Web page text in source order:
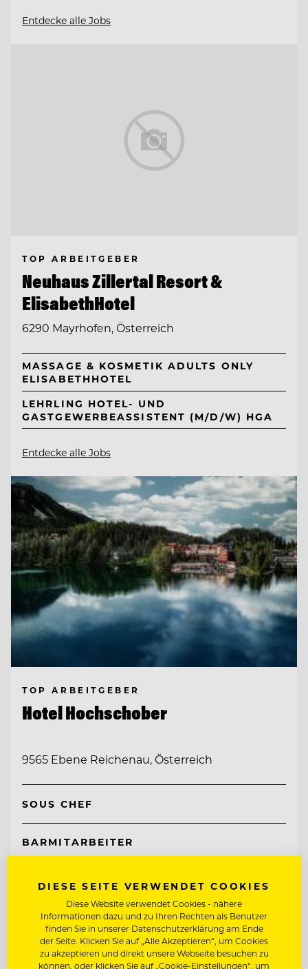
Entdecke alle Jobs
TOP ARBEITGEBER
Neuhaus Zillertal Resort &
ElisabethHotel
6290 Mayrhofen, Österreich
MASSAGE & KOSMETIK ADULTS ONLY
ELISABETHHOTEL
LEHRLING HOTEL- UND
GASTGEWERBEASSISTENT (M/D/W) HGA
Entdecke alle Jobs
TOP ARBEITGEBER
Hotel Hochschober
9565 Ebene Reichenau, Österreich
SOUS CHEF
BARMITARBEITER
Entdecke alle Jobs
DIESE SEITE VERWENDET COOKIES
Diese Website verwendet Cookies - nähere
Informationen dazu und zu Ihren Rechten als Benutzer
finden Sie in unserer Datenschutzerklärung am Ende
der Seite. Klicken Sie auf „Alle Akzeptieren“, um Cookies
zu akzeptieren und direkt unsere Webseite besuchen zu
können, oder klicken Sie auf „Cookie-Einstellungen“, um